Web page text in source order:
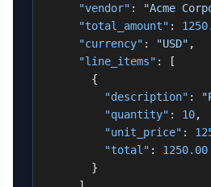
"vendor" : "Acme
"total_amount" :
"currency" : "USD" ,
"line_items" :
[
{
"description" :
"quantity" : 10,
"unit_price" :
"total" :
1250.00
}